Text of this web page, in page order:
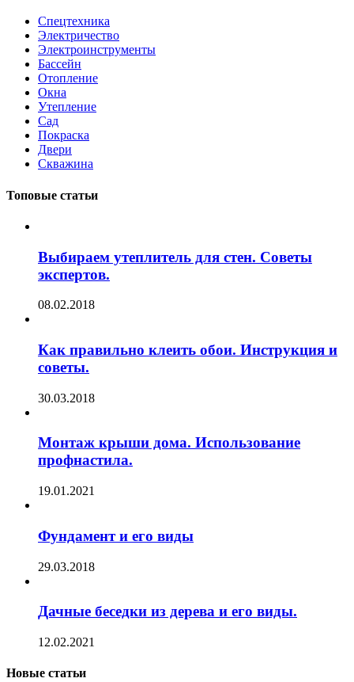
Спецтехника
Электричество
Электроинструменты
Бассейн
Отопление
Окна
Утепление
Сад
Покраска
Двери
Скважина
Топовые статьи
Выбираем утеплитель для стен. Советы
экспертов.
08.02.2018
Как правильно клеить обои. Инструкция и
советы.
30.03.2018
Монтаж крыши дома. Использование
профнастила.
19.01.2021
Фундамент и его виды
29.03.2018
Дачные беседки из дерева и его виды.
12.02.2021
Новые статьи